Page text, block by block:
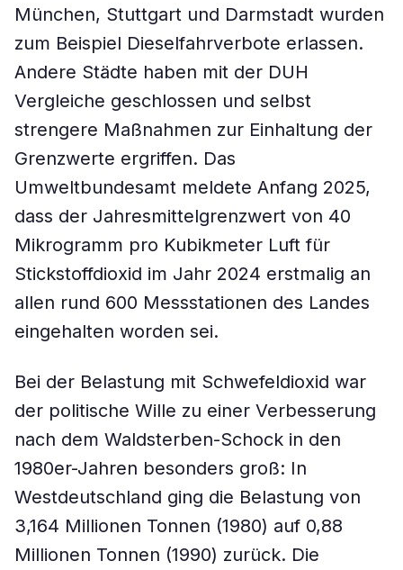
München, Stuttgart und Darmstadt wurden
zum Beispiel Dieselfahrverbote erlassen.
Andere Städte haben mit der DUH
Vergleiche geschlossen und selbst
strengere Maßnahmen zur Einhaltung der
Grenzwerte ergriffen. Das
Umweltbundesamt meldete Anfang 2025,
dass der Jahresmittelgrenzwert von 40
Mikrogramm pro Kubikmeter Luft für
Stickstoffdioxid im Jahr 2024 erstmalig an
allen rund 600 Messstationen des Landes
eingehalten worden sei.
Bei der Belastung mit Schwefeldioxid war
der politische Wille zu einer Verbesserung
nach dem Waldsterben-Schock in den
1980er-Jahren besonders groß: In
Westdeutschland ging die Belastung von
3,164 Millionen Tonnen (1980) auf 0,88
Millionen Tonnen (1990) zurück. Die